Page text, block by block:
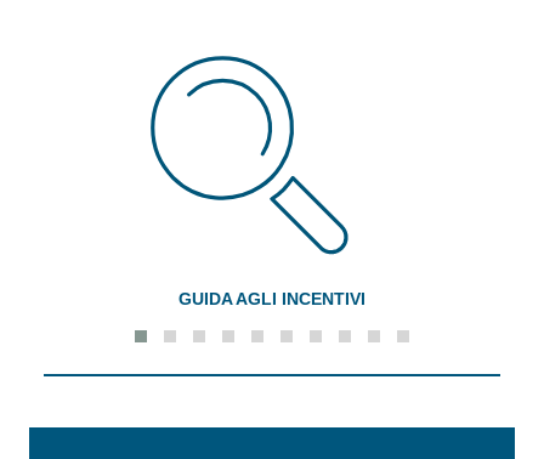
TRUCK TOUR